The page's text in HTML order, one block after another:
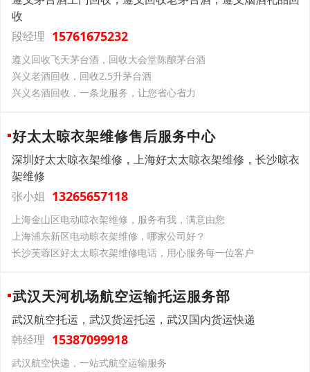
收
段经理 15761675232
遵义回收飞天茅台酒，回收大会堂陈酿茅台酒
兴义老酒回收，回收2.5升茅台酒
兴义名酒回收，一条龙服务，让您省心省力
好太太晾衣架维修售后服务中心
深圳好太太晾衣架维修，上海好太太晾衣架维修，长沙晾衣
架维修
张小姐 13265657118
上海金山区电动晾衣架维修，服务有我，满意由您
上海浦东新区电动晾衣架维修，哪家公司好？
长沙芙蓉区好太太晾衣架维修电话，用心服务每一位客户
武汉天河机场航空运输托运服务部
武汉航空托运，武汉货运托运，武汉国内货运快递
韩经理 15387099918
武汉航空快递，一站式航空运输服务